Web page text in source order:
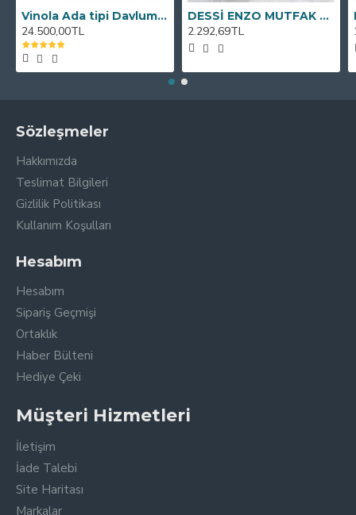
Vinola Ada tipi Davlumbaz MCIB101.111.900 90cm
24.500,00TL
DESSİ ENZO MUTFAK KÖŞE TAKIMI
2.292,69TL
Sözleşmeler
Hakkımızda
Teslimat Bilgileri
Gizlilik Politikası
Kullanım Koşulları
Hesabım
Hesabım
Sipariş Geçmişi
Ortaklık
Haber Bülteni
Hediye Çeki
Müşteri Hizmetleri
İletişim
İade Talebi
Site Haritası
Markalar